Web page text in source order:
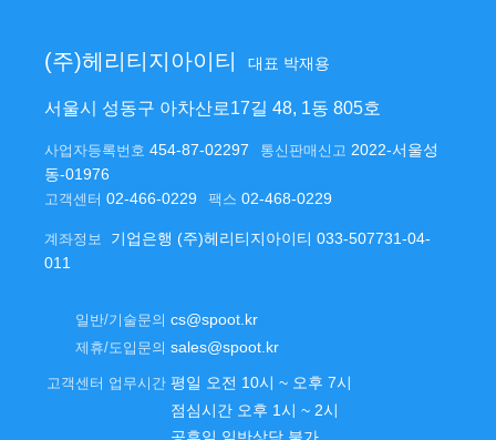
(주)헤리티지아이티 대표 박재용
서울시 성동구 아차산로17길 48, 1동 805호
사업자등록번호 454-87-02297 통신판매신고 2022-서울성
동-01976
고객센터 02-466-0229 팩스 02-468-0229
계좌정보
기업은행 (주)헤리티지아이티 033-507731-04-
011
일반/기술문의 cs@spoot.kr
제휴/도입문의 sales@spoot.kr
고객센터 업무시간 평일 오전 10시 ~ 오후 7시
점심시간 오후 1시 ~ 2시